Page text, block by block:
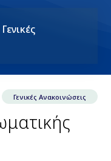
Γενικές
Γενικές Ανακοινώσεις